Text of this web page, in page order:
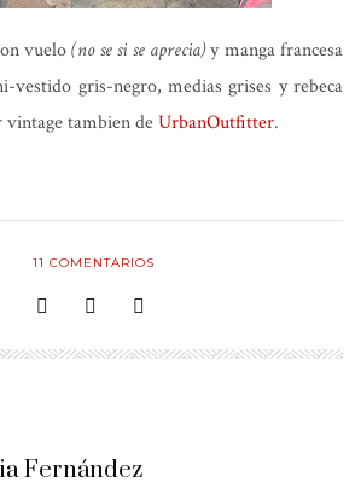
vuelo(no se si se aprecia)y manga francesa
vestido gris-negro, medias grises y rebeca
vintage tambien deUrbanOutfitter.
11 COMENTARIOS
Fernández